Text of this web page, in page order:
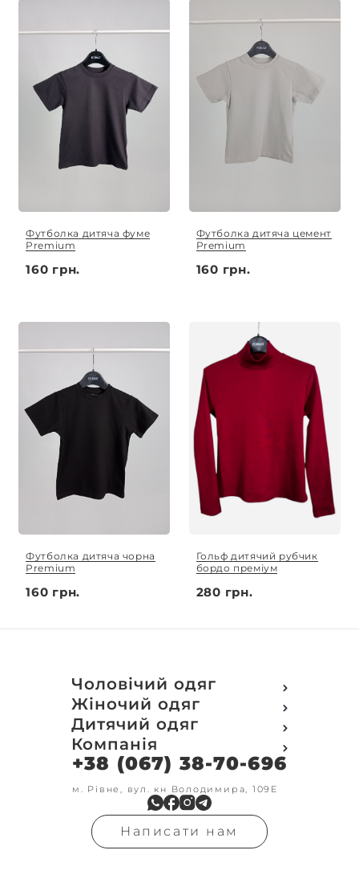
Футболка дитяча фуме
Premium
160 грн.
Футболка дитяча цемент
Premium
160 грн.
Футболка дитяча чорна
Premium
160 грн.
Гольф дитячий рубчик
бордо преміум
280 грн.
Чоловічий одяг
Футболки
Футболки Polo
Кофти
Світшот
Кенгуру
Кофта з замком
Олімпійки
Флісові кофти
Гольфи
Реглан
Жіночий одяг
Футболки
Поло
Кофти
Світшот
Олімпійки
Кофта на замку
Бомбери
В'язка
Гольфи
Дитячий одяг
Футболки
Кофти
Світшоти
Кенгуру
Кенгуру замок
Костюми
Штани
Шорти
Компанія
Про компанію
Доставка та оплата
Друк на замовлення
Обмін та повернення
Контакти
Умови оформлення
замовлення
+38 (067) 38-70-696
м. Рівне, вул. кн Володимира, 109Е
Написати нам